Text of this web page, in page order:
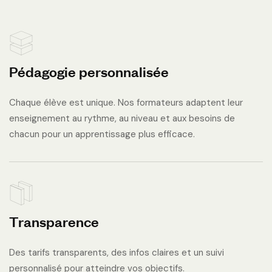
Pédagogie personnalisée
Chaque élève est unique. Nos formateurs adaptent leur
enseignement au rythme, au niveau et aux besoins de
chacun pour un apprentissage plus efficace.
Transparence
Des tarifs transparents, des infos claires et un suivi
personnalisé pour atteindre vos objectifs.